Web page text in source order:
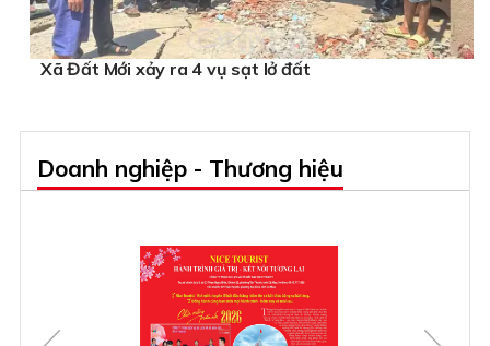
Xã Đất Mới xảy ra 4 vụ sạt lở đất
Doanh nghiệp - Thương hiệu